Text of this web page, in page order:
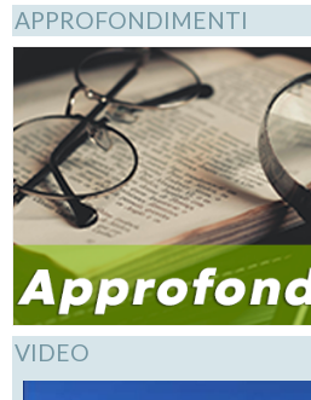
APPROFONDIMENTI
VIDEO